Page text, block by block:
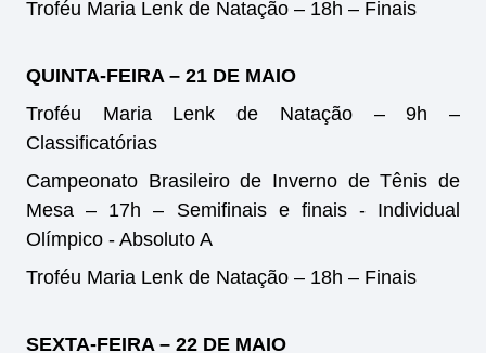
Troféu Maria Lenk de Natação – 18h – Finais
QUINTA-FEIRA – 21 DE MAIO
Troféu Maria Lenk de Natação – 9h –
Classificatórias
Campeonato Brasileiro de Inverno de Tênis de
Mesa – 17h – Semifinais e finais - Individual
Olímpico - Absoluto A
Troféu Maria Lenk de Natação – 18h – Finais
SEXTA-FEIRA – 22 DE MAIO